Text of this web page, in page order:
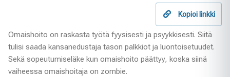
Kopioi linkki
Omaishoito on raskasta työtä fyysisesti ja psyykkisesti. Siitä
tulisi saada kansanedustaja tason palkkiot ja luontoisetuudet.
Sekä sopeutumiseläke kun omaishoito päättyy, koska siinä
vaiheessa omaishoitaja on zombie.